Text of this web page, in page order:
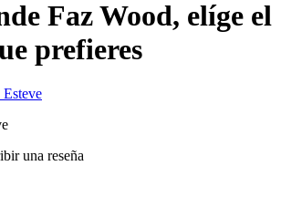
Faz Wood, elíge el
prefieres
una reseña